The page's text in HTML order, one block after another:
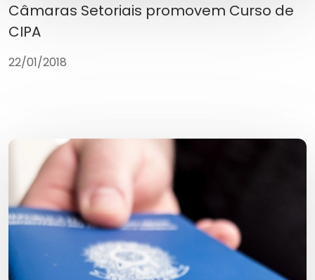
Câmaras Setoriais promovem Curso de
CIPA
22/01/2018